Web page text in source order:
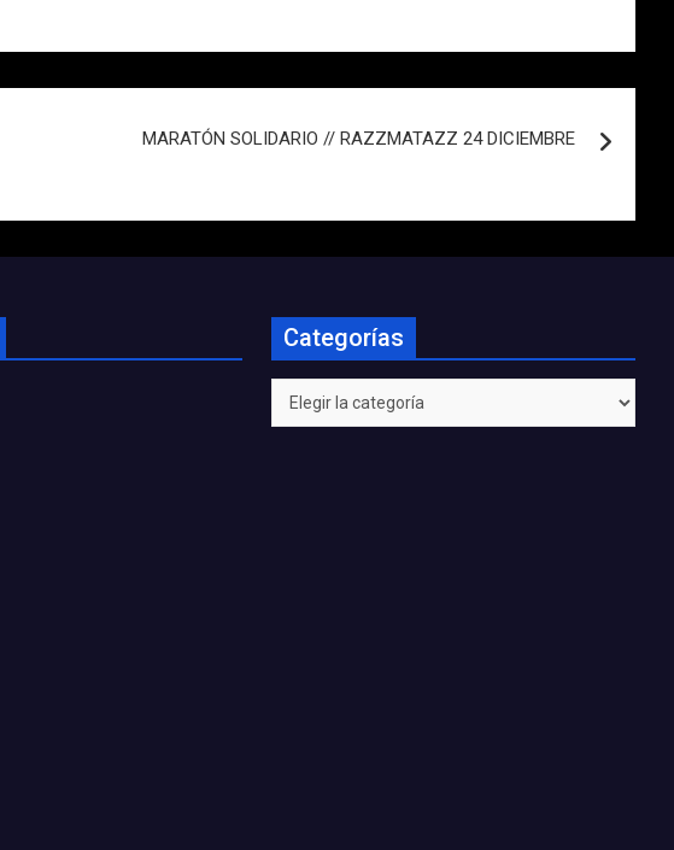
MARATÓN SOLIDARIO // RAZZMATAZZ 24 DICIEMBRE
Categorías
Categorías